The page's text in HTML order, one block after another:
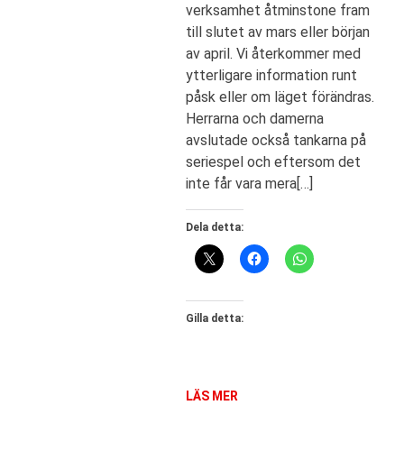
verksamhet åtminstone fram
till slutet av mars eller början
av april. Vi återkommer med
ytterligare information runt
påsk eller om läget förändras.
Herrarna och damerna
avslutade också tankarna på
seriespel och eftersom det
inte får vara mera[…]
Dela detta:
Gilla detta:
LÄS MER